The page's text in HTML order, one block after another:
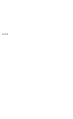
...